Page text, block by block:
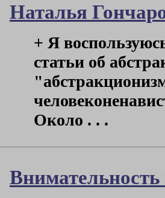
Наталья
+ Я
статьи об
Около . . .